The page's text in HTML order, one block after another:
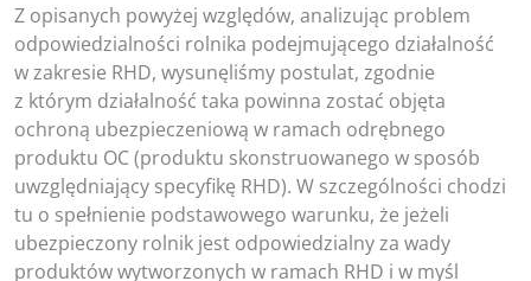
Z opisanych powyżej względów, analizując problem
odpowiedzialności rolnika podejmującego działalność
w zakresie RHD, wysunęliśmy postulat, zgodnie
z którym działalność taka powinna zostać objęta
ochroną ubezpieczeniową w ramach odrębnego
produktu OC (produktu skonstruowanego w sposób
uwzględniający specyfikę RHD). W szczególności chodzi
tu o spełnienie podstawowego warunku, że jeżeli
ubezpieczony rolnik jest odpowiedzialny za wady
produktów wytworzonych w ramach RHD i w myśl